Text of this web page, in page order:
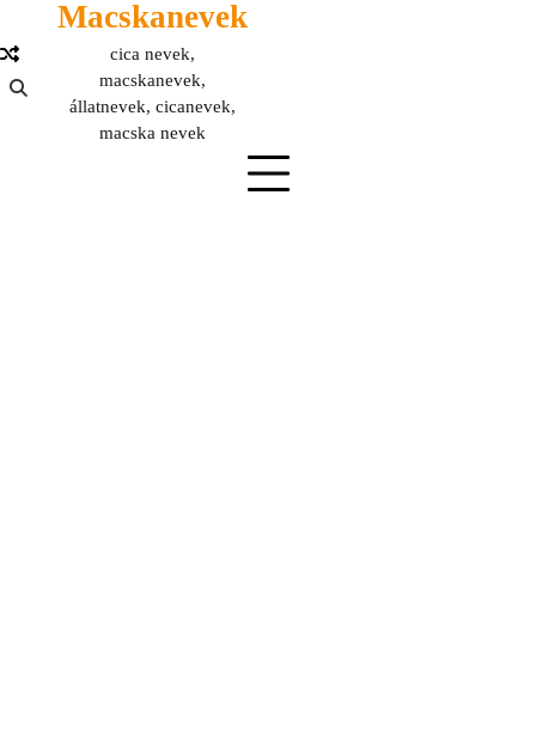
Macskanevek
cica nevek,
macskanevek,
állatnevek, cicanevek,
macska nevek